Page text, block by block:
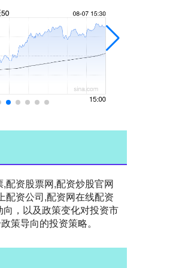
配资股票网,配资炒股官网
配资公司,配资网在线配资
，以及政策变化对投资市
策导向的投资策略。